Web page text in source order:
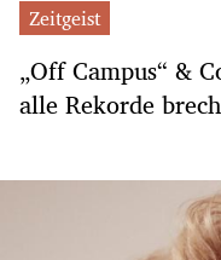
Zeitgeist
„Off Campus“ &
alle Rekorde